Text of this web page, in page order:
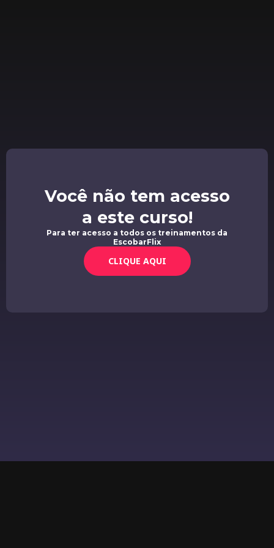
Você não tem acesso
a este curso!
Para ter acesso a todos os treinamentos da
EscobarFlix
CLIQUE AQUI